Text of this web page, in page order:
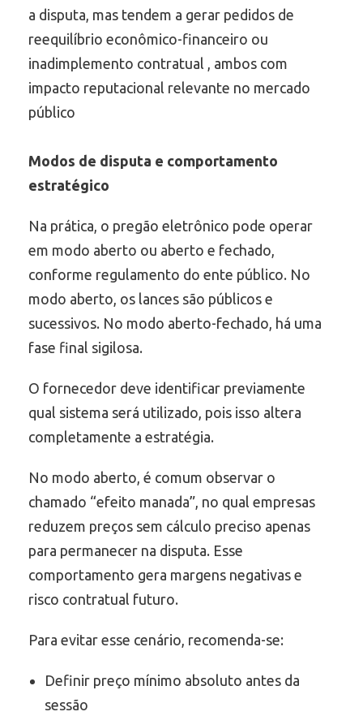
a disputa, mas tendem a gerar pedidos de
reequilíbrio econômico-financeiro ou
inadimplemento contratual , ambos com
impacto reputacional relevante no mercado
público
Modos de disputa e comportamento
estratégico
Na prática, o pregão eletrônico pode operar
em modo aberto ou aberto e fechado,
conforme regulamento do ente público. No
modo aberto, os lances são públicos e
sucessivos. No modo aberto-fechado, há uma
fase final sigilosa.
O fornecedor deve identificar previamente
qual sistema será utilizado, pois isso altera
completamente a estratégia.
No modo aberto, é comum observar o
chamado “efeito manada”, no qual empresas
reduzem preços sem cálculo preciso apenas
para permanecer na disputa. Esse
comportamento gera margens negativas e
risco contratual futuro.
Para evitar esse cenário, recomenda-se:
Definir preço mínimo absoluto antes da
sessão